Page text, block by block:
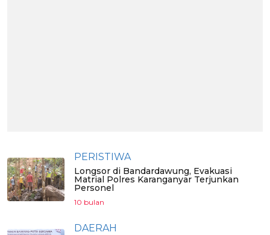
PERISTIWA
Longsor di Bandardawung, Evakuasi
Matrial Polres Karanganyar Terjunkan
Personel
10 bulan
DAERAH